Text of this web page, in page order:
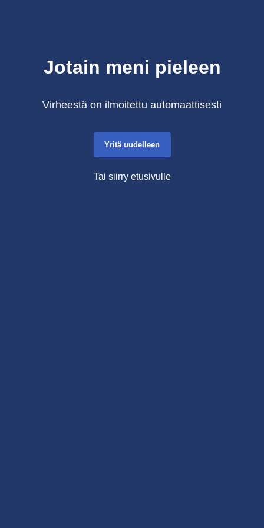
Jotain meni pieleen
Virheestä on ilmoitettu automaattisesti
Yritä uudelleen
Tai siirry etusivulle